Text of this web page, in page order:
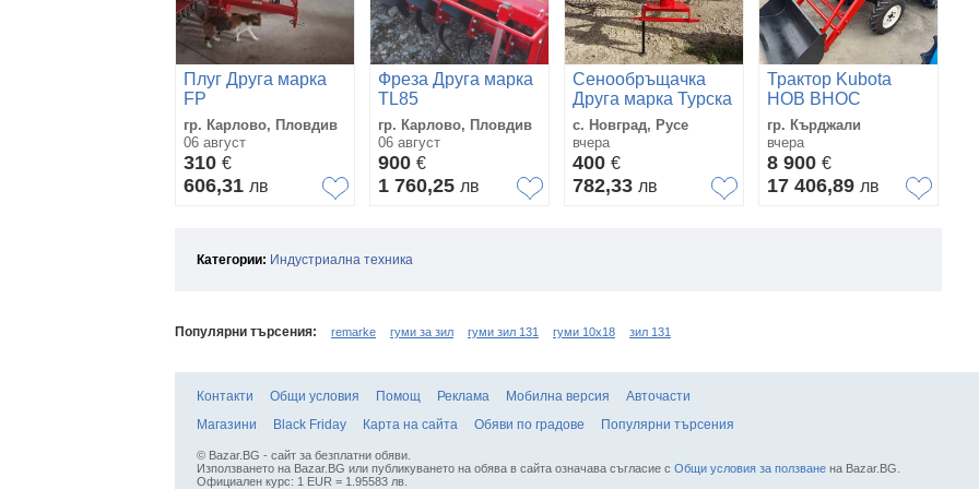
Плуг Друга марка
FP
гр. Карлово, Пловдив
06 август
310 €
606,31 лв
Фреза Друга марка
TL85
гр. Карлово, Пловдив
06 август
900 €
1 760,25 лв
Сенообръщачка
Друга марка Турска
с. Новград, Русе
вчера
400 €
782,33 лв
Трактор Kubota
НОВ ВНОС
гр. Кърджали
вчера
8 900 €
17 406,89 лв
Категории: Индустриална техника
Популярни търсения: remarke гуми за зил гуми зил 131 гуми 10х18 зил 131
Контакти Общи условия Помощ Реклама Мобилна версия
Авточасти
Магазини
Black Friday Карта на сайта Обяви по градове Популярни търсения
© Bazar.BG - сайт за безплатни обяви.
Използването на Bazar.BG или публикуването на обява в сайта означава съгласие с Общи условия за ползване на Bazar.BG.
Официален курс: 1 EUR = 1.95583 лв.